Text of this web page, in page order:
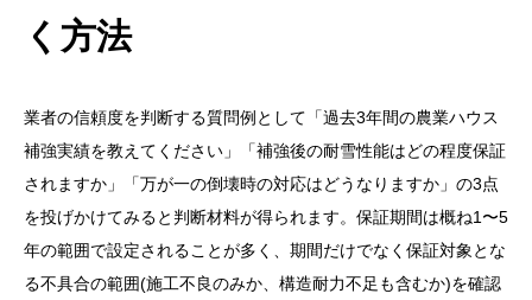
く方法
業者の信頼度を判断する質問例として「過去3年間の農業ハウス
補強実績を教えてください」「補強後の耐雪性能はどの程度保証
されますか」「万が一の倒壊時の対応はどうなりますか」の3点
を投げかけてみると判断材料が得られます。保証期間は概ね1〜5
年の範囲で設定されることが多く、期間だけでなく保証対象とな
る不具合の範囲(施工不良のみか、構造耐力不足も含むか)を確認